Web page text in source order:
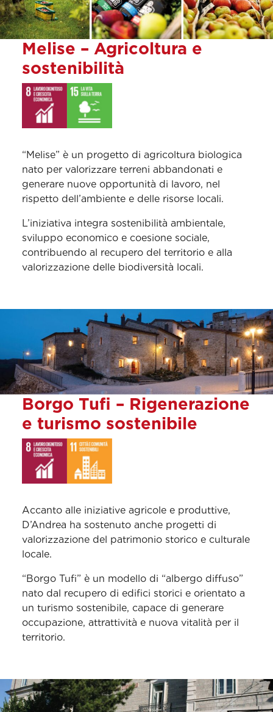
Melise – Agricoltura e
sostenibilità
“Melise” è un progetto di agricoltura biologica
nato per valorizzare terreni abbandonati e
generare nuove opportunità di lavoro, nel
rispetto dell’ambiente e delle risorse locali.
L’iniziativa integra sostenibilità ambientale,
sviluppo economico e coesione sociale,
contribuendo al recupero del territorio e alla
valorizzazione delle biodiversità locali.
Borgo Tufi – Rigenerazione
e turismo sostenibile
Accanto alle iniziative agricole e produttive,
D’Andrea ha sostenuto anche progetti di
valorizzazione del patrimonio storico e culturale
locale.
“Borgo Tufi” è un modello di “albergo diffuso”
nato dal recupero di edifici storici e orientato a
un turismo sostenibile, capace di generare
occupazione, attrattività e nuova vitalità per il
territorio.